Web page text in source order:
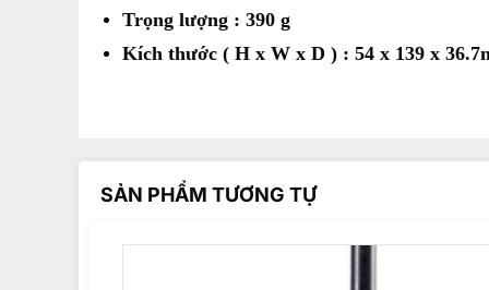
Trọng lượng : 390 g
Kích thước ( H x W x D ) : 54 x 139 x
SẢN PHẨM TƯƠNG TỰ